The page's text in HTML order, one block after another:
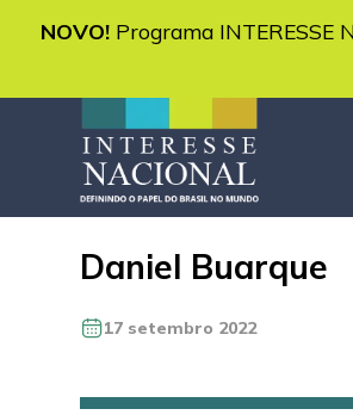
NOVO! Programa INTERESSE
Daniel Buarque
17 setembro 2022